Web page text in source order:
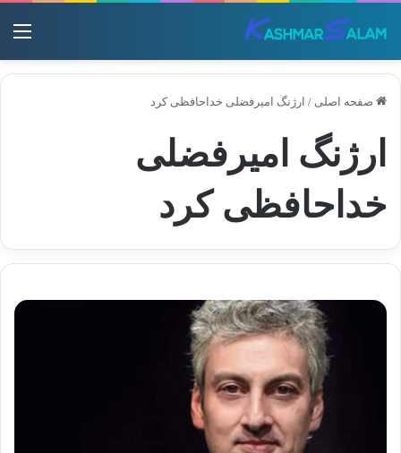
صفحه اصلی / ارژنگ امیرفضلی خداحافظی کرد
ارژنگ امیرفضلی
خداحافظی کرد